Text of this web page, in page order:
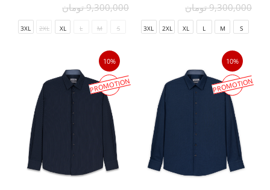
9,300,000 تومان
S
M
L
XL
2XL
3XL
9,300,000 تومان
S
M
L
XL
2XL
3XL
10%
PROMOTION
10%
PROMOTION